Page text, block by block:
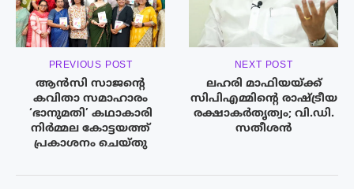
PREVIOUS POST
ആൻസി സാജന്റെ
കവിതാ സമാഹാരം
‘ഭാനുമതി’ കഥാകാരി
നിർമ്മല കോട്ടയത്ത്
പ്രകാശനം ചെയ്തു
NEXT POST
ലഹരി മാഫിയയ്ക്ക്
സിപിഎമ്മിന്റെ രാഷ്ട്രീയ
രക്ഷാകർതൃത്വം; വി.ഡി.
സതീശൻ